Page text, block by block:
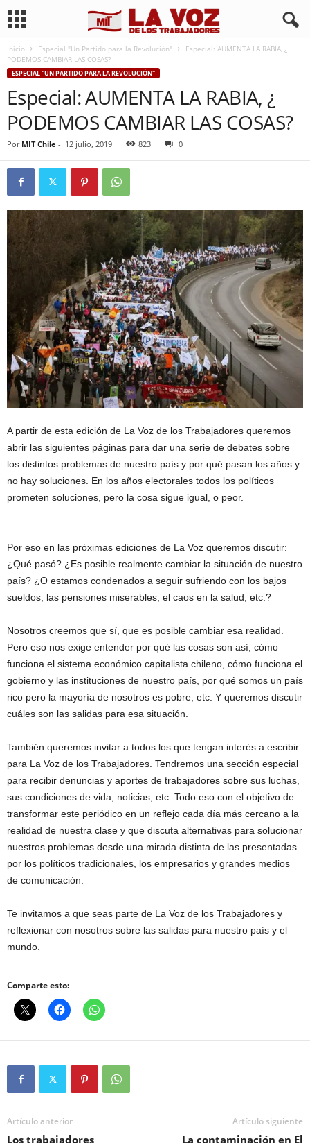
Inicio Especial "Un Partido para la Revolución"
Especial: AUMENTA LA RABIA, ¿
PODEMOS CAMBIAR LAS COSAS?
ESPECIAL "UN PARTIDO PARA LA REVOLUCIÓN"
Especial: AUMENTA LA RABIA, ¿
PODEMOS CAMBIAR LAS COSAS?
Por MIT Chile - 12 julio, 2019 823 0
A partir de esta edición de La Voz de los Trabajadores queremos
abrir las siguientes páginas para dar una serie de debates sobre
los distintos problemas de nuestro país y por qué pasan los años y
no hay soluciones. En los años electorales todos los políticos
prometen soluciones, pero la cosa sigue igual, o peor.
Por eso en las próximas ediciones de La Voz queremos discutir:
¿Qué pasó? ¿Es posible realmente cambiar la situación de nuestro
país? ¿O estamos condenados a seguir sufriendo con los bajos
sueldos, las pensiones miserables, el caos en la salud, etc.?
Nosotros creemos que sí, que es posible cambiar esa realidad.
Pero eso nos exige entender por qué las cosas son así, cómo
funciona el sistema económico capitalista chileno, cómo funciona el
gobierno y las instituciones de nuestro país, por qué somos un país
rico pero la mayoría de nosotros es pobre, etc. Y queremos discutir
cuáles son las salidas para esa situación.
También queremos invitar a todos los que tengan interés a escribir
para La Voz de los Trabajadores. Tendremos una sección especial
para recibir denuncias y aportes de trabajadores sobre sus luchas,
sus condiciones de vida, noticias, etc. Todo eso con el objetivo de
transformar este periódico en un reflejo cada día más cercano a la
realidad de nuestra clase y que discuta alternativas para solucionar
nuestros problemas desde una mirada distinta de las presentadas
por los políticos tradicionales, los empresarios y grandes medios
de comunicación.
Te invitamos a que seas parte de La Voz de los Trabajadores y
reflexionar con nosotros sobre las salidas para nuestro país y el
mundo.
Comparte esto:
Artículo anterior
Los trabajadores
Artículo siguiente
La contaminación en El